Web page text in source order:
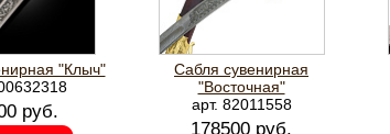
"Клыч"
руб.
Сабля сувенирная
"Восточная"
арт. 82011558
178500 руб.